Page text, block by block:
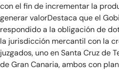
con el fin de incrementar la
generar valorDestaca que el
respondido a la obligación de
la jurisdicción mercantil con la
juzgados, uno en Santa Cruz de
de Gran Canaria, ambos con